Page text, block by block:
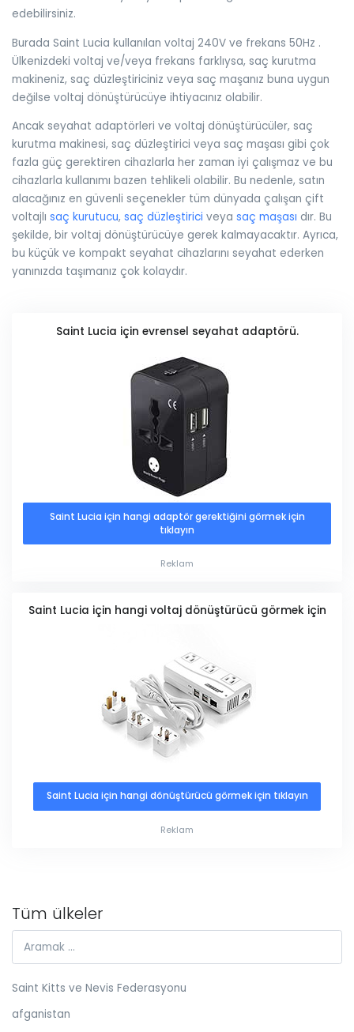
edebilirsiniz.
Burada Saint Lucia kullanılan voltaj 240V ve frekans 50Hz .
Ülkenizdeki voltaj ve/veya frekans farklıysa, saç kurutma
makineniz, saç düzleştiriciniz veya saç maşanız buna uygun
değilse voltaj dönüştürücüye ihtiyacınız olabilir.
Ancak seyahat adaptörleri ve voltaj dönüştürücüler, saç
kurutma makinesi, saç düzleştirici veya saç maşası gibi çok
fazla güç gerektiren cihazlarla her zaman iyi çalışmaz ve bu
cihazlarla kullanımı bazen tehlikeli olabilir. Bu nedenle, satın
alacağınız en güvenli seçenekler tüm dünyada çalışan çift
voltajlı saç kurutucu, saç düzleştirici veya saç maşası dır. Bu
şekilde, bir voltaj dönüştürücüye gerek kalmayacaktır. Ayrıca,
bu küçük ve kompakt seyahat cihazlarını seyahat ederken
yanınızda taşımanız çok kolaydır.
Saint Lucia için evrensel seyahat adaptörü.
Saint Lucia için hangi adaptör gerektiğini görmek için
tıklayın
Reklam
Saint Lucia için hangi voltaj dönüştürücü görmek için
Saint Lucia için hangi dönüştürücü görmek için tıklayın
Reklam
Tüm ülkeler
Saint Kitts ve Nevis Federasyonu
afganistan